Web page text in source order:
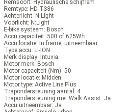
Remsoort: Hydraulische schijfrem
Remtype: HD-T386
Achterlicht: N:Light
Voorlicht: N:Light
E-bike systeem: Bosch
Accu capaciteit: 500 of 625Wh
Accu locatie: In frame, uitneembaar
Type accu: Li-ION
Merk display: Intuvia
Motor merk: Bosch
Motor capaciteit (Nm): 50
Motor locatie: Midden
Motor type: Active Line Plus
Trapondersteuning aantal: 4
Trapondersteuning met Walk Assist: Ja
Accu uitneembaar: Ja